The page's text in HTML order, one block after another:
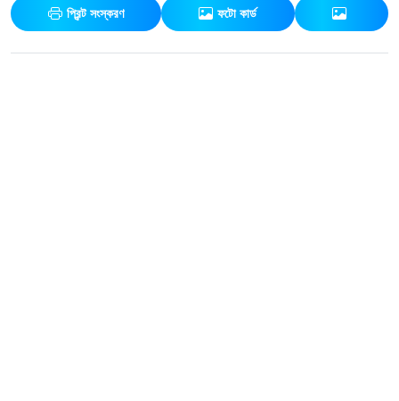
প্রিন্ট সংস্করণ ফটো কার্ড